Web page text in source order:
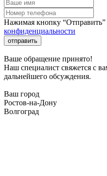
Нажимая кнопку “Отправить”
конфиденциальности
отправить
Ваше обращение принято!
Наш специалист свяжется с
дальнейшего обсуждения.
Ваш город
Ростов-на-Дону
Волгоград